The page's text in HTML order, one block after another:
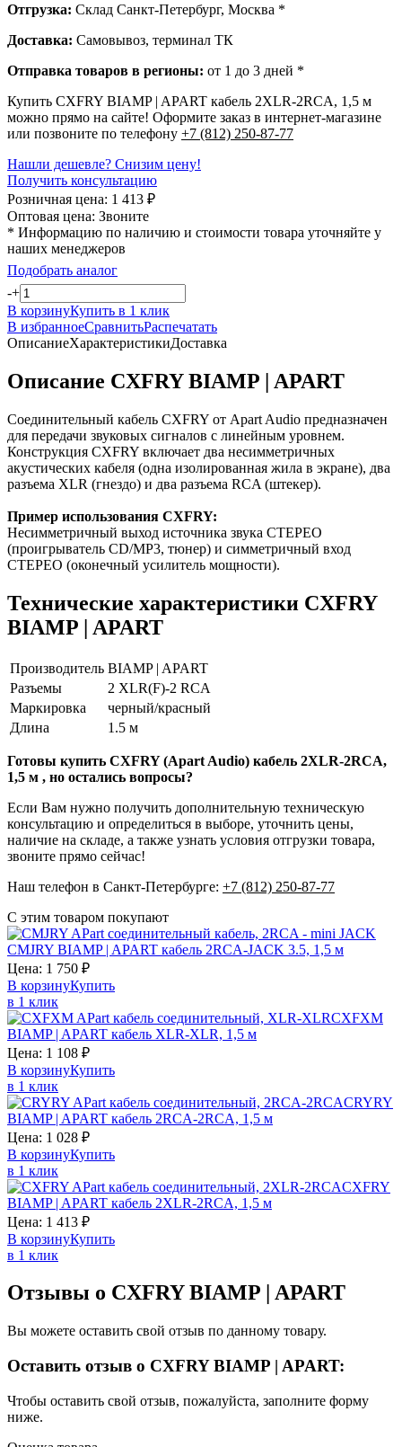
Отгрузка: Склад Санкт-Петербург, Москва *
Доставка: Самовывоз, терминал ТК
Отправка товаров в регионы: от 1 до 3 дней *
Купить CXFRY BIAMP | APART кабель 2XLR-2RCA, 1,5 м
можно прямо на сайте! Оформите заказ в интернет-магазине
или позвоните по телефону +7 (812) 250-87-77
Нашли дешевле? Снизим цену!
Получить консультацию
Розничная цена: 1 413 ₽
Оптовая цена: Звоните
* Информацию по наличию и стоимости товара уточняйте у
наших менеджеров
Подобрать аналог
-+
В корзинуКупить в 1 клик
В избранноеСравнитьРаспечатать
ОписаниеХарактеристикиДоставка
Описание CXFRY BIAMP | APART
Соединительный кабель CXFRY от Apart Audio предназначен
для передачи звуковых сигналов с линейным уровнем.
Конструкция CXFRY включает два несимметричных
акустических кабеля (одна изолированная жила в экране), два
разъема XLR (гнездо) и два разъема RCA (штекер).
Пример использования CXFRY:
Несимметричный выход источника звука СТЕРЕО
(проигрыватель CD/MP3, тюнер) и симметричный вход
СТЕРЕО (оконечный усилитель мощности).
Технические характеристики CXFRY
BIAMP | APART
Производитель BIAMP | APART
Разъемы
2 XLR(F)-2 RCA
Маркировка
черный/красный
Длина
1.5 м
Готовы купить CXFRY (Apart Audio) кабель 2XLR-2RCA,
1,5 м , но остались вопросы?
Если Вам нужно получить дополнительную техническую
консультацию и определиться в выборе, уточнить цены,
наличие на складе, а также узнать условия отгрузки товара,
звоните прямо сейчас!
Наш телефон в Санкт-Петербурге: +7 (812) 250-87-77
С этим товаром покупают
CMJRY BIAMP | APART кабель 2RCA-JACK 3.5, 1,5 м
Цена: 1 750 ₽
В корзинуКупить
в 1 клик
CXFXM
BIAMP | APART кабель XLR-XLR, 1,5 м
Цена: 1 108 ₽
В корзинуКупить
в 1 клик
CRYRY
BIAMP | APART кабель 2RCA-2RCA, 1,5 м
Цена: 1 028 ₽
В корзинуКупить
в 1 клик
CXFRY
BIAMP | APART кабель 2XLR-2RCA, 1,5 м
Цена: 1 413 ₽
В корзинуКупить
в 1 клик
Отзывы о CXFRY BIAMP | APART
Вы можете оставить свой отзыв по данному товару.
Оставить отзыв о CXFRY BIAMP | APART:
Чтобы оставить свой отзыв, пожалуйста, заполните форму
ниже.